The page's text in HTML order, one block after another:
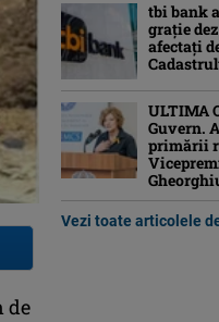
de
tbi bank
grație
afectați
ULTIMA
Guvern.
primării
Vezi toate articolele